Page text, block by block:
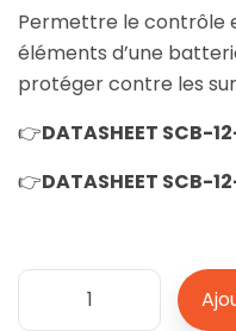
Permettre le contrôle
éléments d’une
protéger contre les
👉DATASHEET SCB-
👉DATASHEET SCB-
quantité